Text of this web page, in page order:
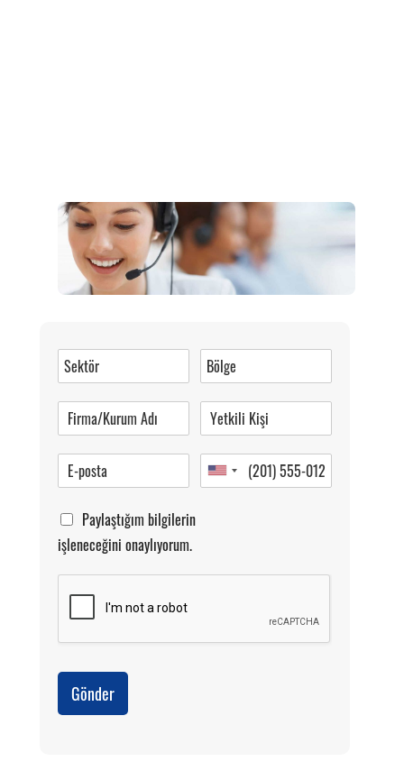
0 (216) 462 49 34
Pazartesi-Cumartesi 09.00-20.00
Paylaştığım bilgilerin
işleneceğini onaylıyorum.
Gönder